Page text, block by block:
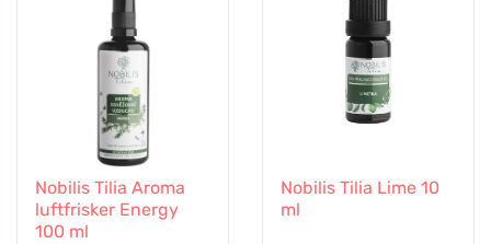
Nobilis Tilia Aroma
luftfrisker Energy
100 ml
Nobilis Tilia Lime 10
ml